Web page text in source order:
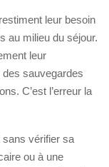
leur besoin
au milieu du séjour.
leur
sauvegardes
C’est l’erreur la
sans vérifier sa
ou à une